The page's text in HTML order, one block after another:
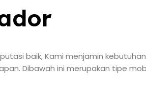
baik, Kami menjamin
Dibawah ini merupakan tipe